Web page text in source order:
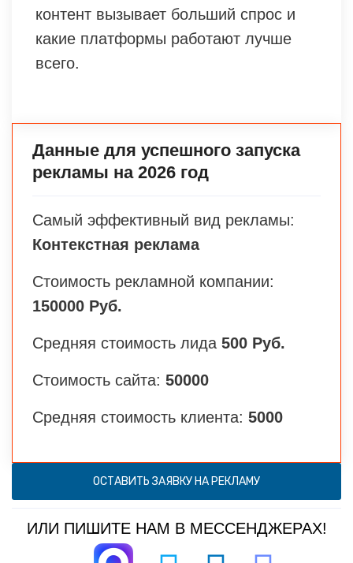
контент вызывает больший спрос и
какие платформы работают лучше
всего.
Данные для успешного запуска
рекламы на 2026 год
Самый эффективный вид рекламы:
Контекстная реклама
Стоимость рекламной компании:
150000 Руб.
Средняя стоимость лида 500 Руб.
Стоимость сайта: 50000
Средняя стоимость клиента: 5000
ОСТАВИТЬ ЗАЯВКУ НА РЕКЛАМУ
ИЛИ ПИШИТЕ НАМ В МЕССЕНДЖЕРАХ!